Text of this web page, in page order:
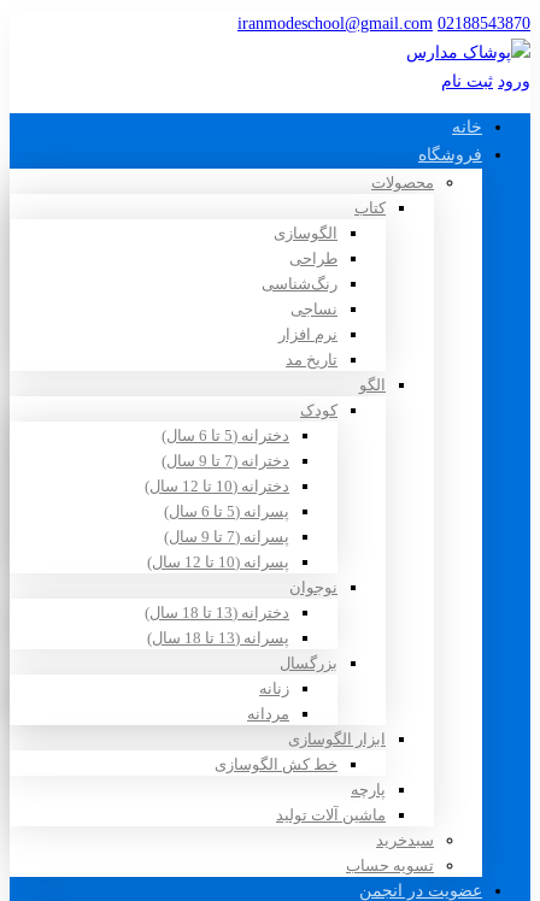
02188543870
iranmodeschool@gmail.com
ورود ثبت نام
خانه
فروشگاه
محصولات
کتاب
الگوسازی
طراحی
رنگ‌شناسی
نساجی
نرم افزار
تاریخ مد
الگو
کودک
دخترانه (5 تا 6 سال)
دخترانه (7 تا 9 سال)
دخترانه (10 تا 12 سال)
پسرانه (5 تا 6 سال)
پسرانه (7 تا 9 سال)
پسرانه (10 تا 12 سال)
نوجوان
دخترانه (13 تا 18 سال)
پسرانه (13 تا 18 سال)
بزرگسال
زنانه
مردانه
ابزار الگوسازی
خط کش الگوسازی
پارچه
ماشین آلات تولید
سبدخرید
تسویه حساب
عضویت در انجمن